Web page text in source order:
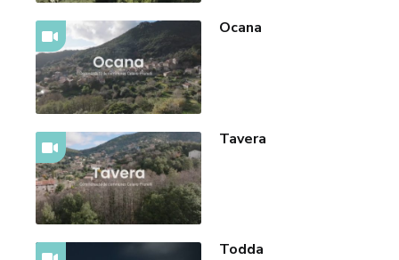
Ocana
Tavera
Todda